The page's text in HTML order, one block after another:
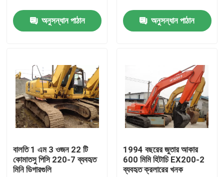
মান নিয়ন্ত্রণ
উদ্ধৃতির জন্য আবেদন
ব্যবহৃত খননকারী মেশিন Used
ব্যবহৃত বিড়াল খনক
অনুসন্ধান পাঠান অনুসন্ধান পাঠান
বালতি 1 এম 3 ওজন 22 টি
কোমাতসু পিসি 220-7 ব্যবহৃত
মিনি ডিগারগুলি
1994 বছরের জুতার আকার
600 মিমি হিটাচি EX200-2
ব্যবহৃত ক্রলারের খনক